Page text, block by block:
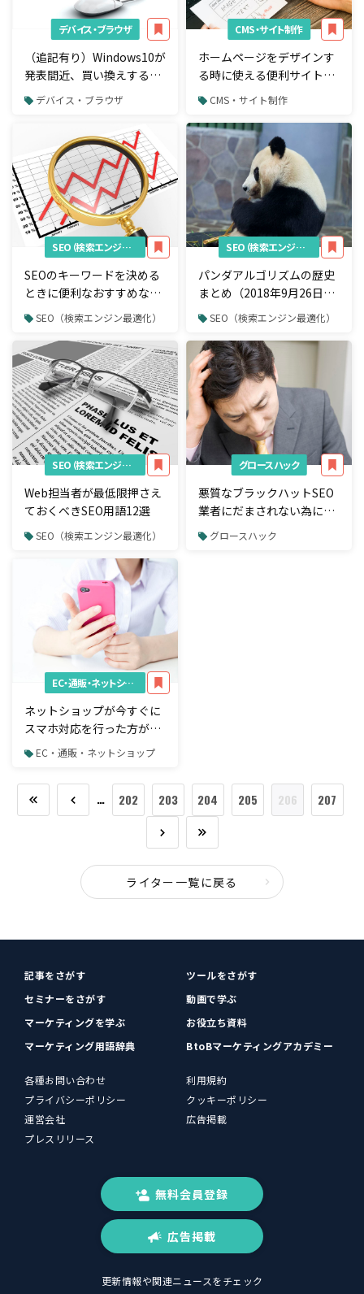
デバイス・ブラウザ
（追記有り）Windows10が
発表間近、買い換えするべ
き人とは？
デバイス・ブラウザ
CMS・サイト制作
ホームページをデザインす
る時に使える便利サイト・
ツール９選
CMS・サイト制作
SEO（検索エンジン最適化）
SEOのキーワードを決める
ときに便利なおすすめな無
料の競合サイト調査ツール
３選
SEO（検索エンジン最適化）
SEO（検索エンジン最適化）
パンダアルゴリズムの歴史
まとめ（2018年9月26日の
更新の対応方法）
SEO（検索エンジン最適化）
SEO（検索エンジン最適化）
Web担当者が最低限押さえ
ておくべきSEO用語12選
SEO（検索エンジン最適化）
グロースハック
悪質なブラックハットSEO
業者にだまされない為に確
認するべき5つの項目
グロースハック
EC・通販・ネットショップ
ネットショップが今すぐに
スマホ対応を行った方がい
い3つの理由
EC・通販・ネットショップ
… 202 203 204 205 206 207
ライター一覧に戻る
記事をさがす
ツールをさがす
セミナーをさがす
動画で学ぶ
マーケティングを学ぶ
お役立ち資料
マーケティング用語辞典
BtoBマーケティングアカデミー
各種お問い合わせ
利用規約
プライバシーポリシー
クッキーポリシー
運営会社
広告掲載
プレスリリース
無料会員登録
広告掲載
更新情報や関連ニュースをチェック